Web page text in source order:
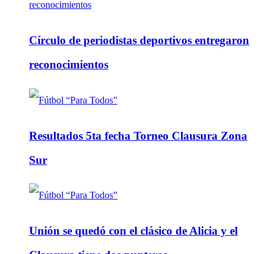
Círculo de periodistas deportivos entregaron
reconocimientos
Resultados 5ta fecha Torneo Clausura Zona
Sur
Unión se quedó con el clásico de Alicia y el